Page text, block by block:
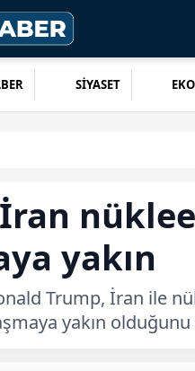
SİYASET
yakın
Trump, İran ile
yakın